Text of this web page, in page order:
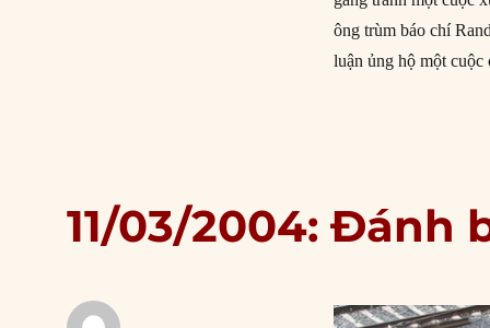
ông trùm báo chí
luận ủng hộ một
11/03/2004: Đánh